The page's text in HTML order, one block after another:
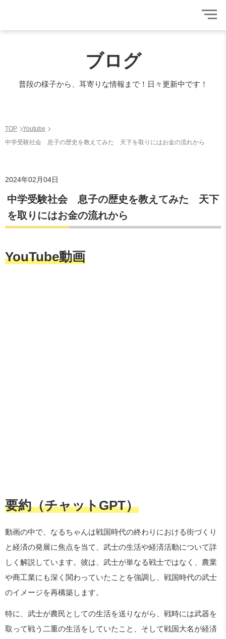
ブログ
普段の様子から、耳寄りな情報まで！日々更新中です！
TOP
Youtube
中学受験社会 息子の歴史を教えてみた 天下を取りにはお金の流れから
2024年02月04日
中学受験社会 息子の歴史を教えてみた 天下
を取りにはお金の流れから
YouTube動画
要約（チャットGPT）
動画の中で、なるちゃんは戦国時代の終わりにおける街づくり
と経済の発展に焦点を当て、武士の生活や経済活動について詳
しく解説しています。彼は、武士が単なる戦士ではなく、農業
や商工業にも深く関わっていたことを強調し、戦国時代の武士
のイメージを再構築します。
特に、武士が農民としての生活を送りながら、戦時には武器を
取って戦う二重の生活をしていたこと、そして戦国大名が経済